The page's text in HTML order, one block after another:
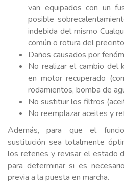
van equipados con un
posible
indebida del mismo
común o rotura del
Daños causados por
No realizar el cambio del
en motor recuperado
rodamientos, bomba de
No sustituir los filtros
No reemplazar aceites y
Además, para que el
sustitución sea totalmente
los retenes y revisar el estado
para determinar si es
previa a la puesta en marcha.